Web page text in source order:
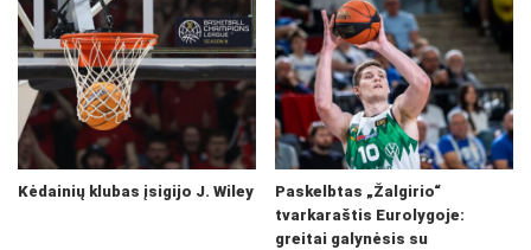
Kėdainių klubas įsigijo J. Wiley
Paskelbtas „Žalgirio“
tvarkaraštis Eurolygoje:
greitai galynėsis su